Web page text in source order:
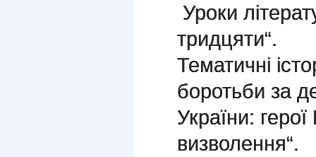
Уроки
тридцяти“.
Тематичні
боротьби за
України:
визволення“.